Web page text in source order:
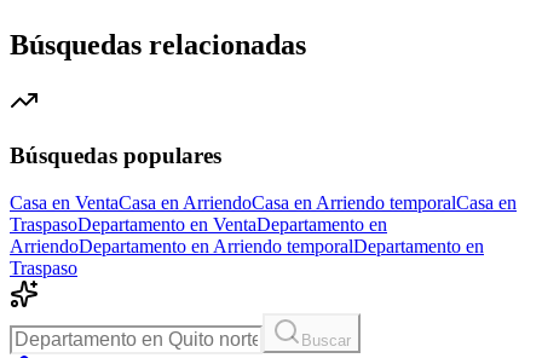
Búsquedas relacionadas
Búsquedas populares
Casa en VentaCasa en ArriendoCasa en Arriendo temporalCasa en
TraspasoDepartamento en VentaDepartamento en
ArriendoDepartamento en Arriendo temporalDepartamento en
Traspaso
Buscar